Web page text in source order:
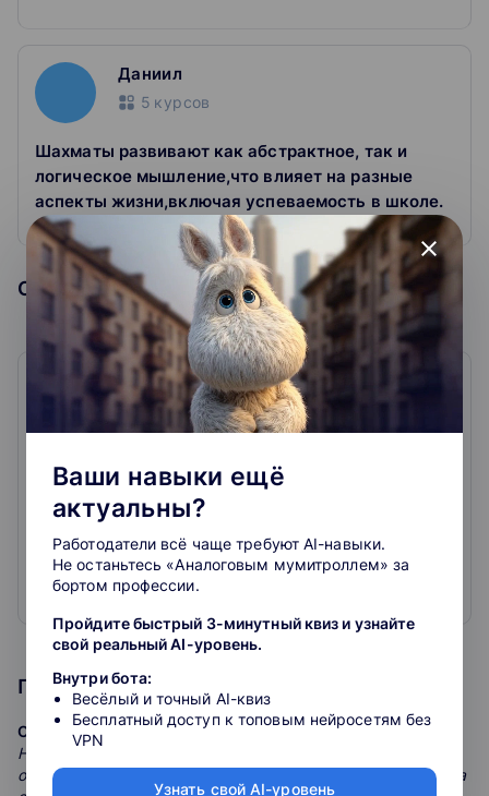
Даниил
5 курсов
Шахматы развивают как абстрактное, так и
логическое мышление,что влияет на разные
аспекты жизни,включая успеваемость в школе.
Образовательная организация
SkySmart
4.7 757
Растим поколение, которое выбирает быть
собой, понимает возможности мира и
меняет его к лучшему.
4 700преподавателей
50 000учеников
6 482 933проведенных уроков
3 местов рейтинге крупнейших edTech-компаний
России от РБК
Развернуть
Программа курса
Открытые дебюты
На первых уроках курса тренер познакомит ученика с
открытыми шахматными дебютами и их особенностями. На
close
Ваши навыки ещё
актуальны?
Работодатели всё чаще требуют AI-навыки.
Не останьтесь «Аналоговым мумитроллем» за
бортом профессии.
Пройдите быстрый 3-минутный квиз и узнайте
свой реальный AI-уровень.
Внутри бота:
Весёлый и точный AI-квиз
Бесплатный доступ к топовым нейросетям без
VPN
Узнать свой AI-уровень